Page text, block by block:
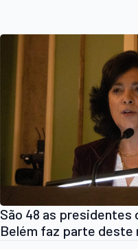
São 48 as presidentes
Belém faz parte deste